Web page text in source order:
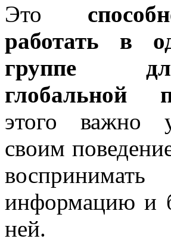
Это
работать в
группе
глобальной
этого важно
своим
информацию и
ней.